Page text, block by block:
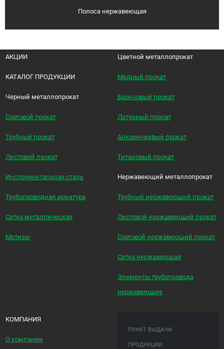
Полоса нержавеющая
АКЦИИ
КАТАЛОГ ПРОДУКЦИИ
Черный металлопрокат
Сортовой прокат
Трубный прокат
Листовой прокат
Инструментальная сталь
Трубопроводная арматура
Сетка металлическая
Метизы
Цветной металлопрокат
Медный прокат
Бронзовый прокат
Латунный прокат
Алюминиевый прокат
Титановый прокат
Нержавеющий металлопрокат
Трубный нержавеющий прокат
Листовой нержавеющий прокат
Сортовой нержавеющий прокат
Сетка нержавеющая
Элементы трубопровода
нержавеющие
КОМПАНИЯ
О компании
ПУНКТ ВЫДАЧИ
ПРОДУКЦИИ